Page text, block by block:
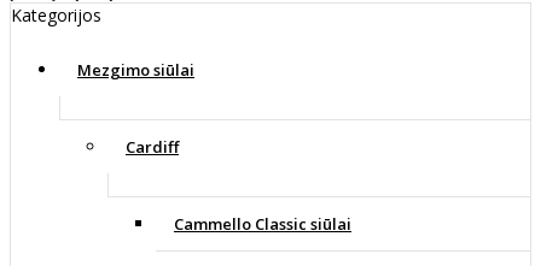
Kategorijos
Mezgimo siūlai
Cardiff
Cammello Classic siūlai